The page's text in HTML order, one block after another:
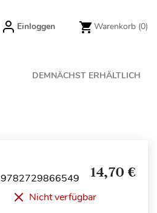
Einloggen Warenkorb (0)
DEMNÄCHST ERHÄLTLICH
9782729866549 14,70 €
Nicht verfügbar